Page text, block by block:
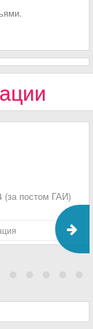
(за постом ГАИ)